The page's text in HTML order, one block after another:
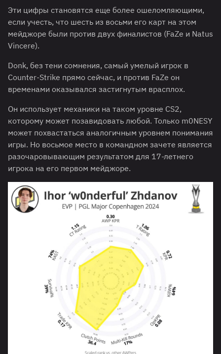
Эти цифры становятся еще более ошеломляющими,
если учесть, что шесть из восьми его карт на этом
мейджоре были против двух финалистов (FaZe и Natus
Vincere).
Donk, без тени сомнения, самый умелый игрок в
Counter-Strike прямо сейчас, и против FaZe он
временами оказывался застигнутым врасплох.
Он использует механики на таком уровне CS2,
которому может позавидовать любой. Только m0NESY
может похвастаться аналогичным уровнем понимания
игры. Но восьмое место в командном зачете является
разочаровывающим результатом для 17-летнего
игрока на его первом мейджоре.